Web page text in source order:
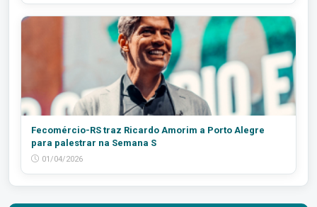
Fecomércio-RS traz Ricardo Amorim a Porto Alegre
para palestrar na Semana S
01/04/2026